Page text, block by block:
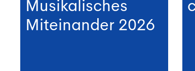
Musikalisches
Miteinander 2026